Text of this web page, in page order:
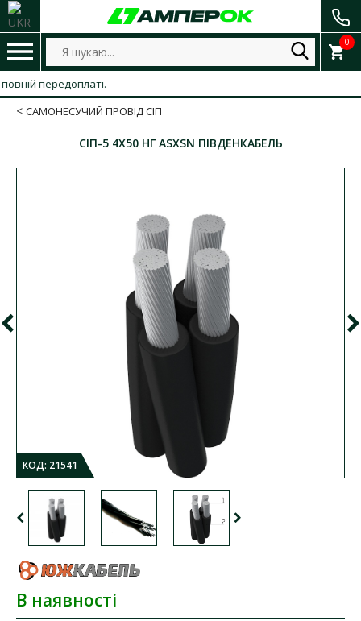
0
передоплаті.
САМОНЕСУЧИЙ ПРОВІД СІП
СІП-5 4Х50 НГ ASXSN ПІВДЕНКАБЕЛЬ
КОД: 21541
В наявності